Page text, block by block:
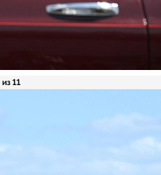
из 11